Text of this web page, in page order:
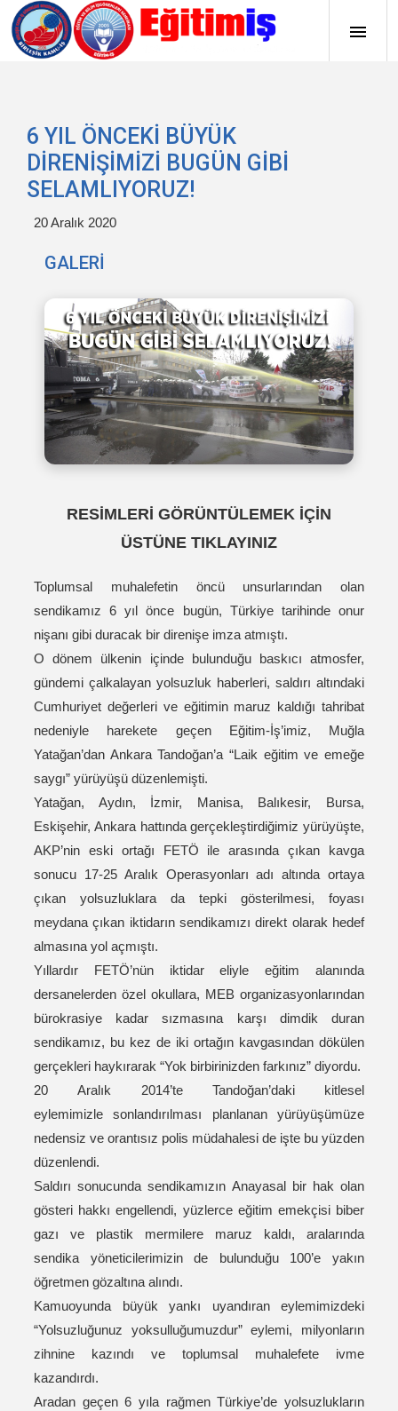
6 YIL ÖNCEKİ BÜYÜK
DİRENİŞİMİZİ BUGÜN GİBİ
SELAMLIYORUZ!
20 Aralık 2020
GALERİ
RESİMLERİ GÖRÜNTÜLEMEK İÇİN
ÜSTÜNE TIKLAYINIZ
Toplumsal muhalefetin öncü unsurlarından olan
sendikamız 6 yıl önce bugün, Türkiye tarihinde onur
nişanı gibi duracak bir direnişe imza atmıştı.
O dönem ülkenin içinde bulunduğu baskıcı atmosfer,
gündemi çalkalayan yolsuzluk haberleri, saldırı altındaki
Cumhuriyet değerleri ve eğitimin maruz kaldığı tahribat
nedeniyle harekete geçen Eğitim-İş’imiz, Muğla
Yatağan’dan Ankara Tandoğan’a “Laik eğitim ve emeğe
saygı” yürüyüşü düzenlemişti.
Yatağan, Aydın, İzmir, Manisa, Balıkesir, Bursa,
Eskişehir, Ankara hattında gerçekleştirdiğimiz yürüyüşte,
AKP’nin eski ortağı FETÖ ile arasında çıkan kavga
sonucu 17-25 Aralık Operasyonları adı altında ortaya
çıkan yolsuzluklara da tepki gösterilmesi, foyası
meydana çıkan iktidarın sendikamızı direkt olarak hedef
almasına yol açmıştı.
Yıllardır FETÖ’nün iktidar eliyle eğitim alanında
dersanelerden özel okullara, MEB organizasyonlarından
bürokrasiye kadar sızmasına karşı dimdik duran
sendikamız, bu kez de iki ortağın kavgasından dökülen
gerçekleri haykırarak “Yok birbirinizden farkınız” diyordu.
20 Aralık 2014’te Tandoğan’daki kitlesel
eylemimizle sonlandırılması planlanan yürüyüşümüze
nedensiz ve orantısız polis müdahalesi de işte bu yüzden
düzenlendi.
Saldırı sonucunda sendikamızın Anayasal bir hak olan
gösteri hakkı engellendi, yüzlerce eğitim emekçisi biber
gazı ve plastik mermilere maruz kaldı, aralarında
sendika yöneticilerimizin de bulunduğu 100’e yakın
öğretmen gözaltına alındı.
Kamuoyunda büyük yankı uyandıran eylemimizdeki
“Yolsuzluğunuz yoksulluğumuzdur” eylemi, milyonların
zihnine kazındı ve toplumsal muhalefete ivme
kazandırdı.
Aradan geçen 6 yıla rağmen Türkiye’de yolsuzlukların